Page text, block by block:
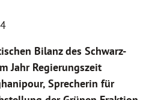
Bilanz des Schwarz-
Jahr Regierungszeit
Sprecherin für